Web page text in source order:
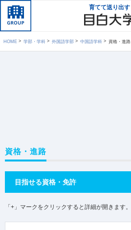
育てて送り出す
HOME 学部・学科 外国語学部 中国語学科 資格・進路
資格・進路
目指せる資格・免許
「+」マークをクリックすると詳細が開きます。